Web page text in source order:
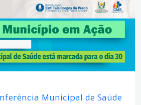
Municipal de Saúde